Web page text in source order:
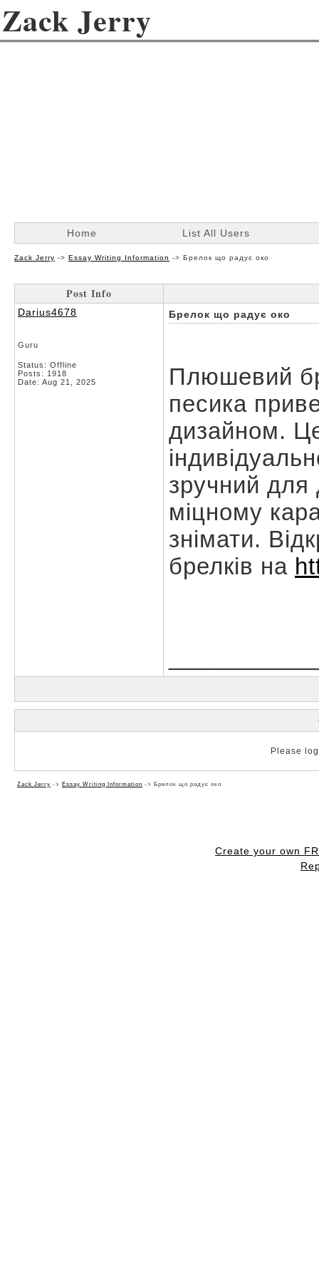
Zack Jerry
Home List All Users
Zack Jerry -> Essay Writing Information -> Брелок що радує око
Post Info
Darius4678
Guru
Status: Offline
Posts: 1918
Date: Aug 21, 2025
Брелок що радує око
Плюшевий
песика
дизайном.
зручний для
міцному
знімати.
брелків на
Please
Zack Jerry -> Essay Writing Information -> Брелок що радує око
Create your own